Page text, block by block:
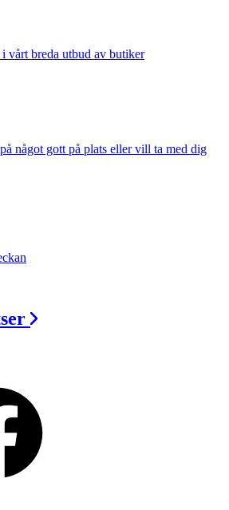
vårt breda utbud av butiker
något gott på plats eller vill ta med dig